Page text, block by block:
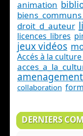
animation
droit_d_auteur
licences_libres
jeux vidéos
Accés à la
collaboration
DERNIERS